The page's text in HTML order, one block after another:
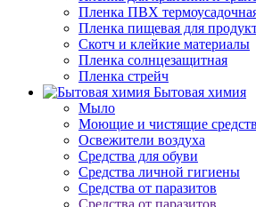
Пленка ПВХ
Пленка пищевая для
Скотч и клейкие материалы
Пленка солнцезащитная
Пленка стрейч
Бытовая химия
Мыло
Моющие и чистящие
Освежители воздуха
Средства для обуви
Средства личной гигиены
Средства от паразитов
Средства от паразитов